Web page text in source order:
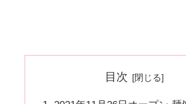
目次